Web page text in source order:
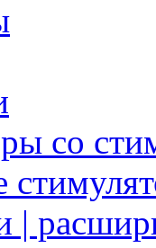
со
|